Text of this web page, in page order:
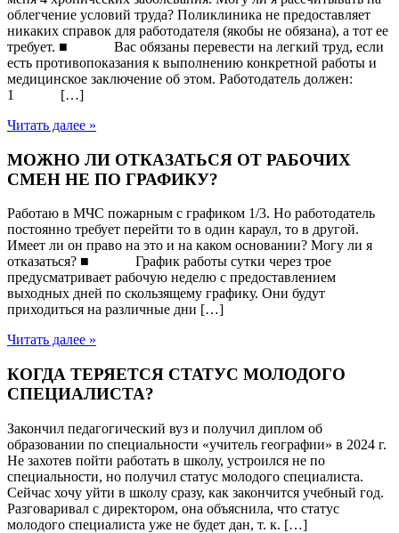
облегчение условий труда? Поликлиника не предоставляет
никаких справок для работодателя (якобы не обязана), а тот ее
требует. ■ Вас обязаны перевести на легкий труд, если
есть противопоказания к выполнению конкретной работы и
медицинское заключение об этом. Работодатель должен:
1 […]
Читать далее »
МОЖНО ЛИ ОТКАЗАТЬСЯ ОТ РАБОЧИХ
СМЕН НЕ ПО ГРАФИКУ?
Работаю в МЧС пожарным с графиком 1/3. Но работодатель
постоянно требует перейти то в один караул, то в другой.
Имеет ли он право на это и на каком основании? Могу ли я
отказаться? ■ График работы сутки через трое
предусматривает рабочую неделю с предоставлением
выходных дней по скользящему графику. Они будут
приходиться на различные дни […]
Читать далее »
КОГДА ТЕРЯЕТСЯ СТАТУС МОЛОДОГО
СПЕЦИАЛИСТА?
Закончил педагогический вуз и получил диплом об
образовании по специальности «учитель географии» в 2024 г.
Не захотев пойти работать в школу, устроился не по
специальности, но получил статус молодого специалиста.
Сейчас хочу уйти в школу сразу, как закончится учебный год.
Разговаривал с директором, она объяснила, что статус
молодого специалиста уже не будет дан, т. к. […]